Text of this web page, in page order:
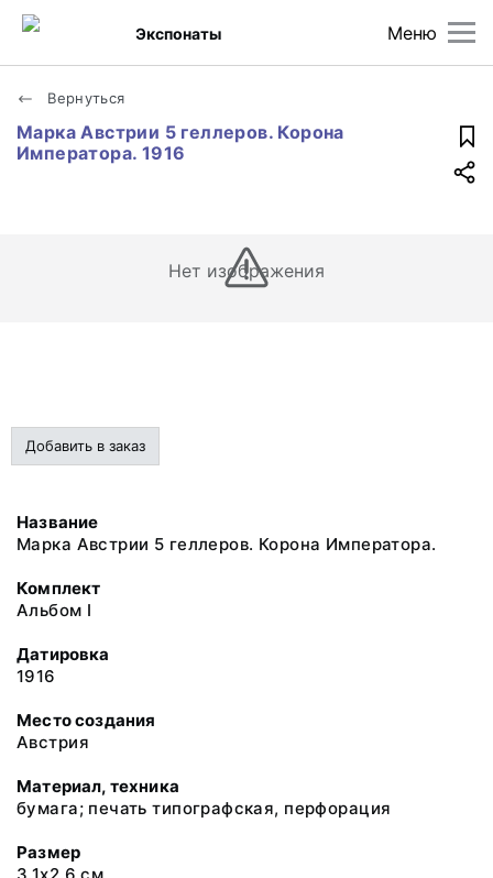
Меню
Экспонаты
Вернуться
Марка Австрии 5 геллеров. Корона
Императора. 1916
Нет изображения
Добавить в заказ
Название
Марка Австрии 5 геллеров. Корона Императора.
Комплект
Альбом I
Датировка
1916
Место создания
Австрия
Материал, техника
бумага; печать типографская, перфорация
Размер